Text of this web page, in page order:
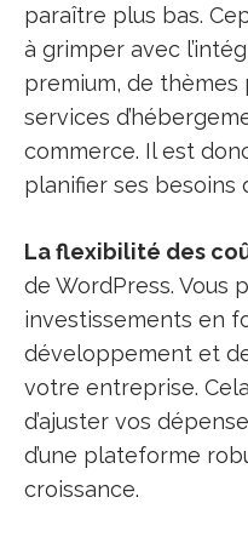
paraître plus bas.
à grimper avec
premium, de
services
commerce. Il est
planifier ses besoins
La flexibilité des
de WordPress. Vous
investissements en
développement et
votre entreprise.
d’ajuster vos
d’une plateforme
croissance.